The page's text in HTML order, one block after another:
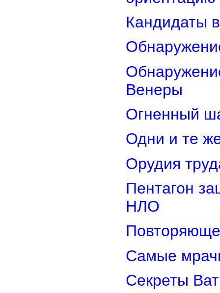
Кандидаты
Венеры
Огненный
Одни и те
Орудия
Пентагон
НЛО
Самые
Секреты